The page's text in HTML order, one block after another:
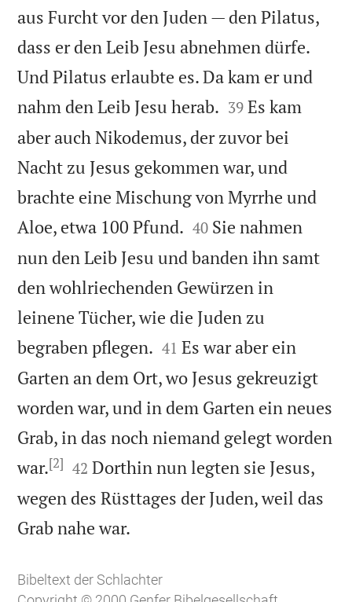
aus Furcht vor den Juden — den Pilatus,
dass er den Leib Jesu abnehmen dürfe.
Und Pilatus erlaubte es. Da kam er und
nahm den Leib Jesu herab. 

39 Es kam
aber auch Nikodemus, der zuvor bei
Nacht zu Jesus gekommen war, und
brachte eine Mischung von Myrrhe und
Aloe, etwa 100 Pfund. 

40 Sie nahmen
nun den Leib Jesu und banden ihn samt
den wohlriechenden Gewürzen in
leinene Tücher, wie die Juden zu
begraben pflegen. 

41 Es war aber ein
Garten an dem Ort, wo Jesus gekreuzigt
worden war, und in dem Garten ein neues
Grab, in das noch niemand gelegt worden
war.[2] 

42 Dorthin nun legten sie Jesus,
wegen des Rüsttages der Juden, weil das
Grab nahe war.
Bibeltext der Schlachter